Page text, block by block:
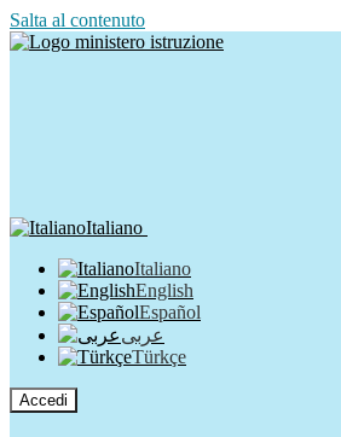
Salta al contenuto
Italiano
Italiano
English
Español
عربى
Türkçe
Accedi